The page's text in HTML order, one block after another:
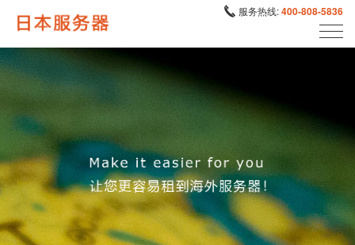
服务热线:400-808-5836